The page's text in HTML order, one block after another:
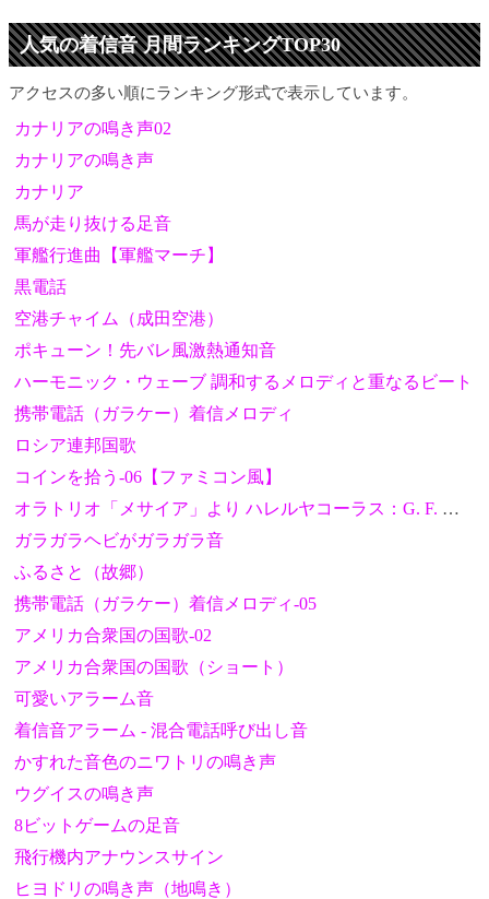
人気の着信音 月間ランキングTOP30
アクセスの多い順にランキング形式で表示しています。
カナリアの鳴き声02
カナリアの鳴き声
カナリア
馬が走り抜ける足音
軍艦行進曲【軍艦マーチ】
黒電話
空港チャイム（成田空港）
ポキューン！先バレ風激熱通知音
ハーモニック・ウェーブ 調和するメロディと重なるビート
携帯電話（ガラケー）着信メロディ
ロシア連邦国歌
コインを拾う-06【ファミコン風】
オラトリオ「メサイア」より ハレルヤコーラス：G. F. ヘンデル
ガラガラヘビがガラガラ音
ふるさと（故郷）
携帯電話（ガラケー）着信メロディ-05
アメリカ合衆国の国歌-02
アメリカ合衆国の国歌（ショート）
可愛いアラーム音
着信音アラーム - 混合電話呼び出し音
かすれた音色のニワトリの鳴き声
ウグイスの鳴き声
8ビットゲームの足音
飛行機内アナウンスサイン
ヒヨドリの鳴き声（地鳴き）